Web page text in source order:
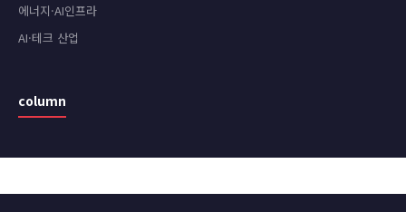
에너지·AI인프라
AI·테크 산업
column